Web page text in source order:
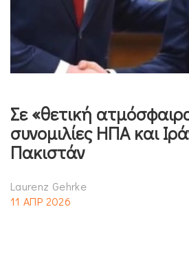
Σε «θετική
συνομιλίες ΗΠΑ και
Πακιστάν
Laurenz Gehrke
11 ΑΠΡ 2026